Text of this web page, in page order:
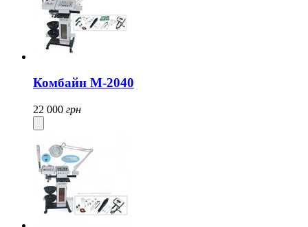
Комбайн М-2040
22 000 грн